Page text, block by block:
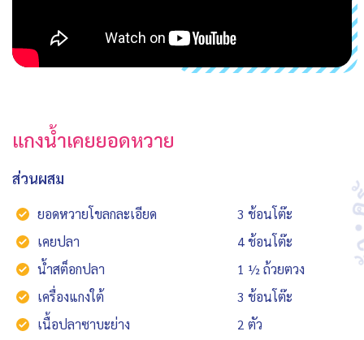
แกงน้ำเคยยอดหวาย
ส่วนผสม
ยอดหวายโขลกละเอียด
3 ช้อนโต๊ะ
เคยปลา
4 ช้อนโต๊ะ
น้ำสต็อกปลา
1 ½ ถ้วยตวง
เครื่องแกงใต้
3 ช้อนโต๊ะ
เนื้อปลาซาบะย่าง
2 ตัว